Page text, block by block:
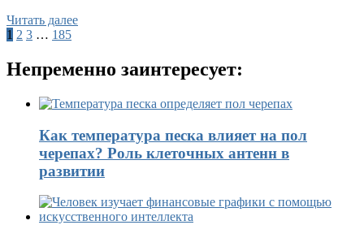
Читать далее
Пагинация
записей
1 2 3 … 185
Непременно заинтересует:
Как температура песка влияет на пол
черепах? Роль клеточных антенн в
развитии